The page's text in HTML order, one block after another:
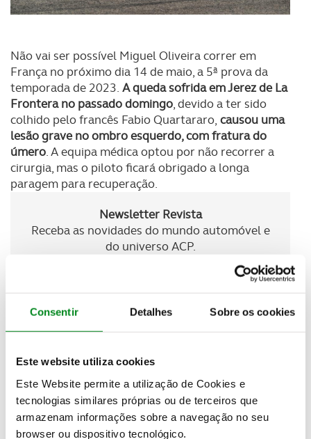
Consentir Detalhes Sobre os cookies
Este website utiliza cookies
Este Website permite a utilização de Cookies e
tecnologias similares próprias ou de terceiros que
armazenam informações sobre a navegação no seu
browser ou dispositivo tecnológico.
Não vai ser possível Miguel Oliveira correr em
França no próximo dia 14 de maio, a 5ª prova da
temporada de 2023. A queda sofrida em Jerez de La
Frontera no passado domingo, devido a ter sido
colhido pelo francês Fabio Quartararo, causou uma
lesão grave no ombro esquerdo, com fratura do
úmero. A equipa médica optou por não recorrer a
cirurgia, mas o piloto ficará obrigado a longa
paragem para recuperação.
Newsletter Revista
Receba as novidades do mundo automóvel e
do universo ACP.
Esta é a 2ª prova em que Miguel Oliveira não
falhou o GP da Argentina, devido a recuperação de
lesão sofrida em Portimão, quando foi abalroado
por Marc Marquez.Duas contrariedades graves,
sem que o piloto luso tivesse tido qualquer culpa
marcam um início de temporada repleto de azares,